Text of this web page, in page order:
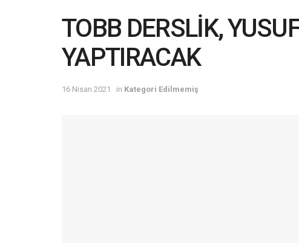
TOBB DERSLİK,
YAPTIRACAK
16 Nisan 2021 in Kategori Edilmemiş